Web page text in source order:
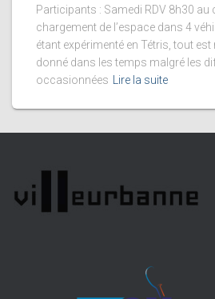
Participants : Samedi RDV 8h30 au
chargement de l’espace dans 4
étant expérimenté en Tétris, tout est
donné dans les temps malgré les
occasionnées
Lire la suite